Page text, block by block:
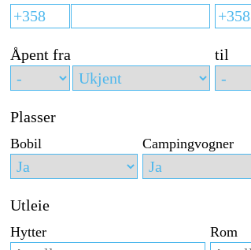
Åpent fra til
Plasser
Bobil Campingvogner
Utleie
Hytter Rom